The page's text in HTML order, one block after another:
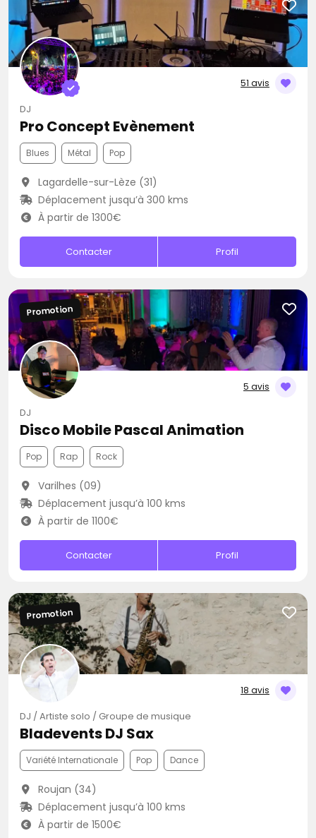
51 avis
DJ
Pro Concept Evènement
Blues Métal Pop
Lagardelle-sur-Lèze (31)
Déplacement jusqu’à 300 kms
À partir de 1300€
Contacter Profil
5 avis
Promotion
DJ
Disco Mobile Pascal Animation
Pop Rap Rock
Varilhes (09)
Déplacement jusqu’à 100 kms
À partir de 1100€
Contacter Profil
18 avis
Promotion
DJ / Artiste solo / Groupe de musique
Bladevents DJ Sax
Variété Internationale Pop Dance
Roujan (34)
Déplacement jusqu’à 100 kms
À partir de 1500€